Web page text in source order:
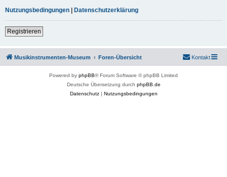
Nutzungsbedingungen | Datenschutzerklärung
Registrieren
Musikinstrumenten-Museum Foren-Übersicht Kontakt
Powered by phpBB® Forum Software © phpBB Limited
Deutsche Übersetzung durch phpBB.de
Datenschutz| Nutzungsbedingungen